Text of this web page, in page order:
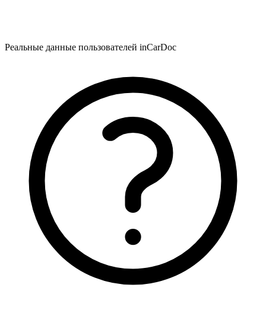
Реальные данные пользователей inCarDoc